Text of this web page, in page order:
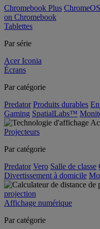
Chromebook Plus
on Chromebook
Tablettes
Par série
Acer Iconia
Écrans
Par catégorie
Predator Produits durables
Gaming SpatialLabs™
Projecteurs
Par catégorie
Predator Vero Salle de classe
Divertissement à domicile
projection
Affichage numérique
Par catégorie